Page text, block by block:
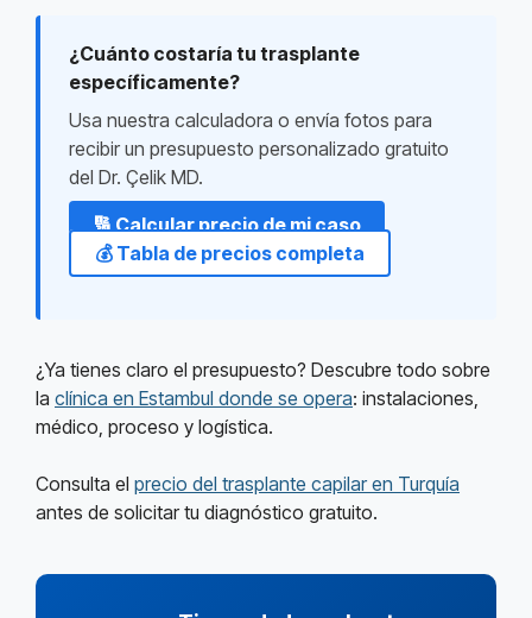
¿Cuánto costaría tu trasplante
específicamente?
Usa nuestra calculadora o envía fotos para
recibir un presupuesto personalizado gratuito
del Dr. Çelik MD.
🔢 Calcular precio de mi caso
💰 Tabla de precios completa
¿Ya tienes claro el presupuesto? Descubre todo sobre
la clínica en Estambul donde se opera: instalaciones,
médico, proceso y logística.
Consulta el precio del trasplante capilar en Turquía
antes de solicitar tu diagnóstico gratuito.